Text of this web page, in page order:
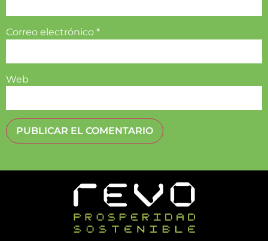
Correo electrónico *
Web